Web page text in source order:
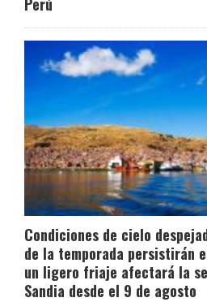
Condiciones de cielo
de la temporada persistirán
un ligero friaje afectará la
Sandia desde el 9 de agosto